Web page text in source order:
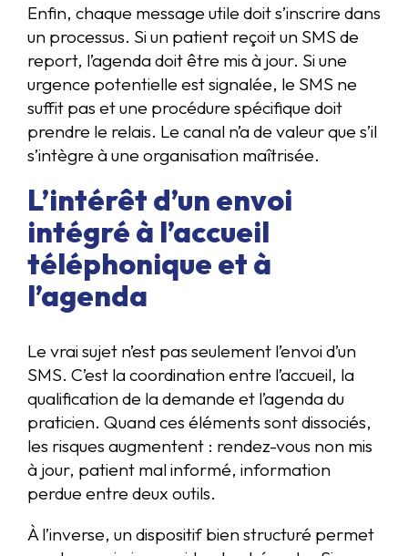
Enfin, chaque message utile doit s’inscrire dans
un processus. Si un patient reçoit un SMS de
report, l’agenda doit être mis à jour. Si une
urgence potentielle est signalée, le SMS ne
suffit pas et une procédure spécifique doit
prendre le relais. Le canal n’a de valeur que s’il
s’intègre à une organisation maîtrisée.
L’intérêt d’un envoi
intégré à l’accueil
téléphonique et à
l’agenda
Le vrai sujet n’est pas seulement l’envoi d’un
SMS. C’est la coordination entre l’accueil, la
qualification de la demande et l’agenda du
praticien. Quand ces éléments sont dissociés,
les risques augmentent : rendez-vous non mis
à jour, patient mal informé, information
perdue entre deux outils.
À l’inverse, un dispositif bien structuré permet